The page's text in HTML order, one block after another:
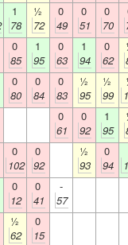
1
78
½
72
0
49
0
51
0
70
0
85
1
95
0
63
1
94
0
62
0
80
0
84
0
83
½
95
½
99
0
61
0
92
1
95
0
102
0
92
½
93
0
94
0
12
0
41
-
57
½
62
0
15